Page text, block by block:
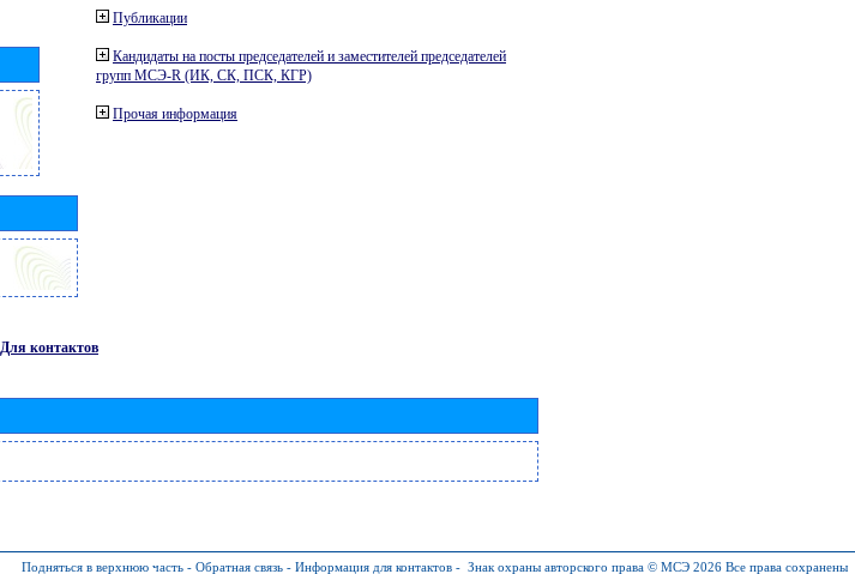
Публикации
Кандидаты на посты председателей и заместителей председателей
групп МСЭ-R (ИК, СК, ПСК, КГР)
Прочая информация
Для контактов
Подняться в верхнюю часть - Обратная связь - Информация для контактов - Знак охраны авторского права © МСЭ 2026 Все права сохранены